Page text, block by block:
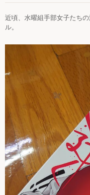
近頃、水曜組手部女子たち
ル。